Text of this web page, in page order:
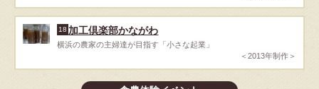
18 加工倶楽部かながわ
横浜の農家の主婦達が目指す「小さな起業」
＜2013年制作＞